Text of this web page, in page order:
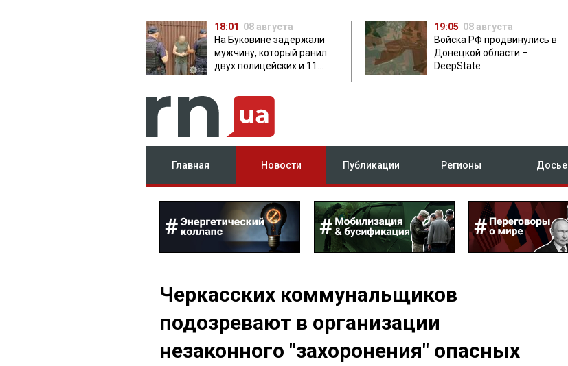
18:01 08 августа
На Буковине задержали
мужчину, который ранил
двух полицейских и 11
19:05 08 августа
Войска РФ продвинулись в
Донецкой области –
DeepState
Главная Новости Публикации Регионы Досье
Черкасских коммунальщиков
подозревают в организации
незаконного "захоронения" опасных